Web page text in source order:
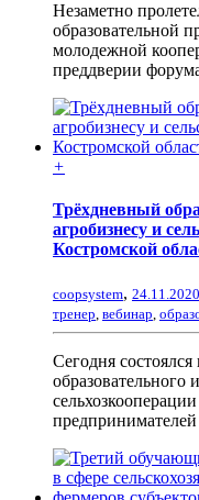
Незаметно
образовательной
молодежной
преддверии
+
Трёхдневный
агробизнесу и
Костромской
coopsystem, 24.11.2020
тренер вебинар
Сегодня
образовательного